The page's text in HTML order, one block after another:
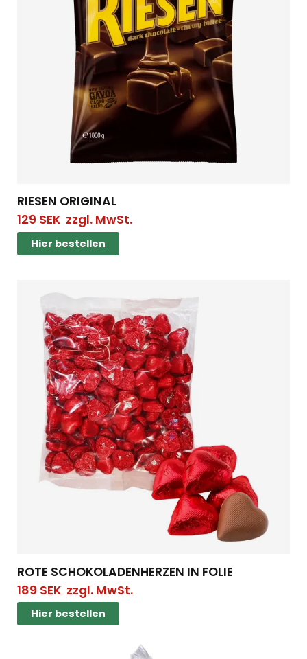
RIESEN ORIGINAL
129 SEKzzgl. MwSt.
Hier bestellen
ROTE SCHOKOLADENHERZEN IN FOLIE
189 SEKzzgl. MwSt.
Hier bestellen